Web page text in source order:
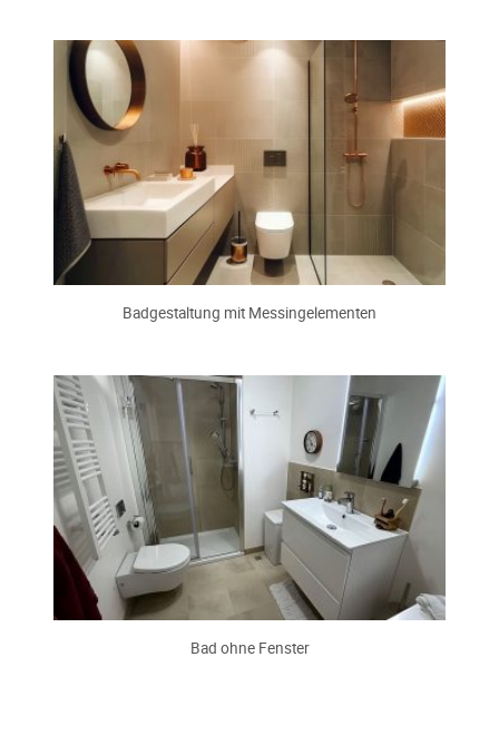
Badgestaltung mit Messingelementen
Bad ohne Fenster